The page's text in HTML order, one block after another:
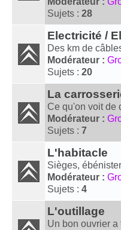
Sujets : 28
Electricité /
Des km de
Modérateur :
Sujets : 20
La
Ce qu'on voit de
Modérateur :
Sujets : 7
L'habitacle
Sièges,
Modérateur :
Sujets : 4
L'outillage
Un bon ouvrier